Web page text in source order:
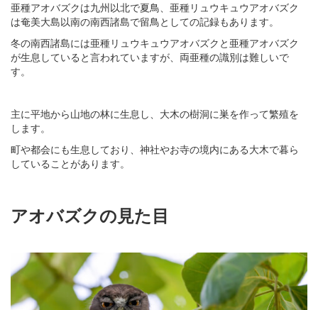
亜種アオバズクは九州以北で夏鳥、亜種リュウキュウアオバズク
は奄美大島以南の南西諸島で留鳥としての記録もあります。
冬の南西諸島には亜種リュウキュウアオバズクと亜種アオバズク
が生息していると言われていますが、両亜種の識別は難しいで
す。
主に平地から山地の林に生息し、大木の樹洞に巣を作って繁殖を
します。
町や都会にも生息しており、神社やお寺の境内にある大木で暮ら
していることがあります。
アオバズクの見た目